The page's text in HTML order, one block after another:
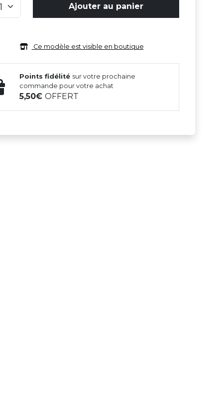
Ajouter au panier
Ce modèle est visible en boutique
Points fidélité sur votre prochaine
commande pour votre achat
5,50OFFERT